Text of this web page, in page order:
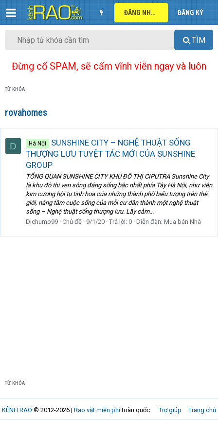
ĐĂNG NHẬP ĐĂNG KÝ
TÌM
Đừng cố SPAM, sẽ cấm vĩnh viễn ngay và luôn
TỪ KHÓA
rovahomes
D Hà Nội
SUNSHINE CITY – NGHỆ THUẬT SỐNG
THƯỢNG LƯU TUYỆT TÁC MỚI CỦA SUNSHINE
GROUP
TỔNG QUAN SUNSHINE CITY KHU ĐÔ THỊ CIPUTRA Sunshine City
là khu đô thị ven sông đáng sống bậc nhất phía Tây Hà Nội, như viên
kim cương hội tụ tinh hoa của những thành phố biểu tượng trên thế
giới, nâng tầm cuộc sống của mỗi cư dân thành một nghệ thuật
sống – Nghệ thuật sống thượng lưu. Lấy cảm...
Dichumo99 Chủ đề 9/1/20 Trả lời: 0 Diễn đàn: Mua bán Nhà
TỪ KHÓA
Trợ giúp Trang chủ
KÊNH RAO © 2012-2026 | Rao vặt miễn phítoàn quốc